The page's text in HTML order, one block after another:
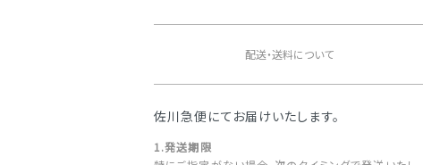
配送・送料について
佐川急便にてお届けいたします。
1.発送期限